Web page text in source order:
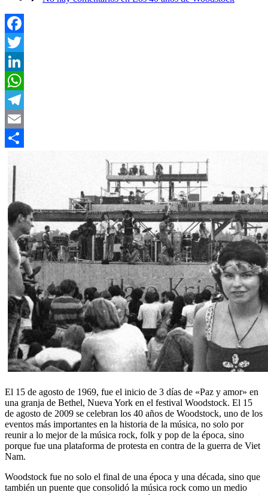
Facebook
Twitter
LinkedIn
WhatsApp
Telegram
Email
El 15 de agosto de 1969, fue el inicio de 3 días de «Paz y amor» en
una granja de Bethel, Nueva York en el festival Woodstock. El 15
de agosto de 2009 se celebran los 40 años de Woodstock, uno de los
eventos más importantes en la historia de la música, no solo por
reunir a lo mejor de la música rock, folk y pop de la época, sino
porque fue una plataforma de protesta en contra de la guerra de Viet
Nam.
Woodstock fue no solo el final de una época y una década, sino que
también un puente que consolidó la música rock como un medio